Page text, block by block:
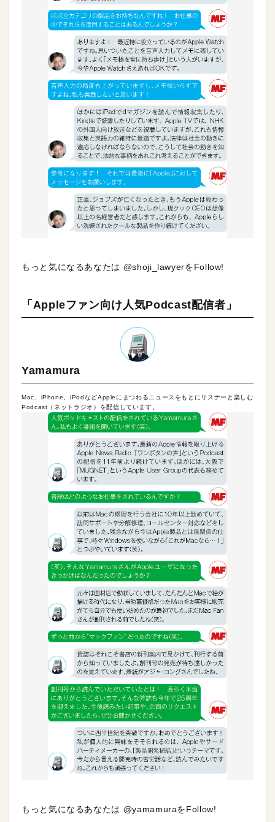
もっと気になるあなたは @shoji_lawyerをFollow!
「Appleファン向け人気Podcast配信者」
Yamamura
Mac、iPhone、iPodなどAppleにまつわるニュースをもとにリスナーと楽しむ
Podcast（ネットラジオ）を配信しています。
もっと気になるあなたは @yamamuraをFollow!